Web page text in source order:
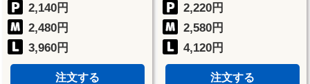
2,140円
2,480円
3,960円
注文する
2,220円
2,580円
4,120円
注文する